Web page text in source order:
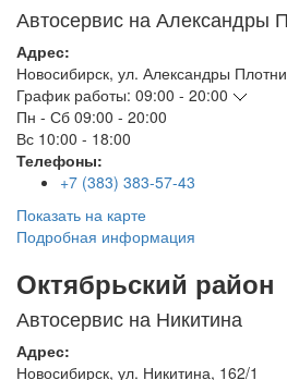
Автосервис на Александры
Адрес:
Новосибирск, ул. Александры
График работы: 09:00 - 20:00
Пн - Сб 09:00 - 20:00
Вс 10:00 - 18:00
Телефоны:
+7 (383) 383-57-43
Показать на карте
Подробная информация
Октябрьский район
Автосервис на Никитина
Адрес:
Новосибирск, ул. Никитина, 162/1